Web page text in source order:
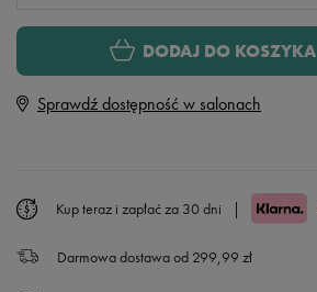
ONE SIZE DODAJ DO KOSZYKA
Sprawdź dostępność w salonach
Kup teraz i zapłać za 30 dni |
Darmowa dostawa od 299,99 zł